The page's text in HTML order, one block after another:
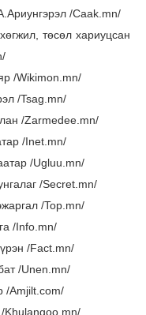
/Caak.mn/
төсөл хариуцсан
/Wikimon.mn/
/Tsag.mn/
/Zarmedee.mn/
/Inet.mn/
/Ugluu.mn/
/Secret.mn/
/Top.mn/
/Info.mn/
/Fact.mn/
/Unen.mn/
/Amjilt.com/
Khulangoo.mn/